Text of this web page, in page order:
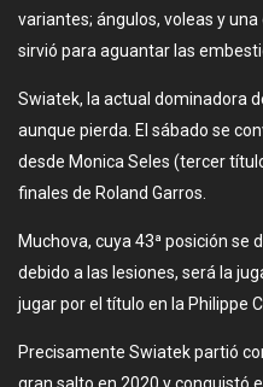
variantes; ángulos, voleas y
sirvió para aguantar las
Swiatek, la actual dominadora
aunque pierda. El sábado se
desde Monica Seles (tercer
finales de Roland Garros.
Muchova, cuya 43ª posición se
debido a las lesiones, será la
jugar por el título en la Philippe
Precisamente Swiatek partió